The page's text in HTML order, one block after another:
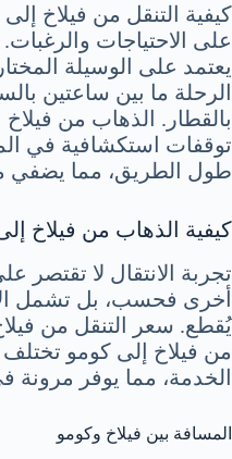
كيفية التنقل من فيلاخ إلى
على الاحتياجات
يعتمد على الوسيلة
الرحلة ما بين ساعتين
بالقطار. الذهاب من
توقفات استكشافية في
طول الطريق، مما يضفي
كيفية الذهاب من فيلاخ
تجربة الانتقال لا
أخرى فحسب، بل تشمل
يُقطع. سعر التنقل من
من فيلاخ إلى كومو
الخدمة، مما يوفر مرونة
المسافة بين فيلاخ وكومو